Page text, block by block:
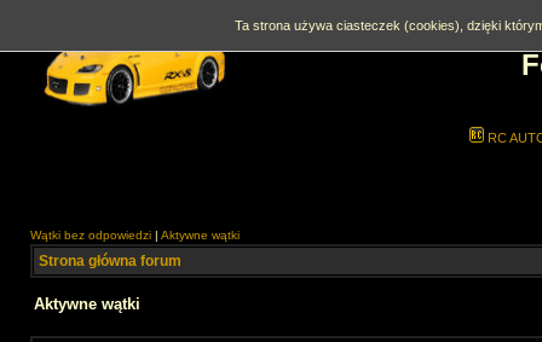
RC
Wątki bez odpowiedzi | Aktywne wątki
Strona główna forum
Aktywne wątki
Ta strona używa ciasteczek (cookies), dzięki